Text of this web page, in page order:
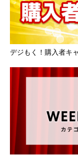
デジもく！購入者キ